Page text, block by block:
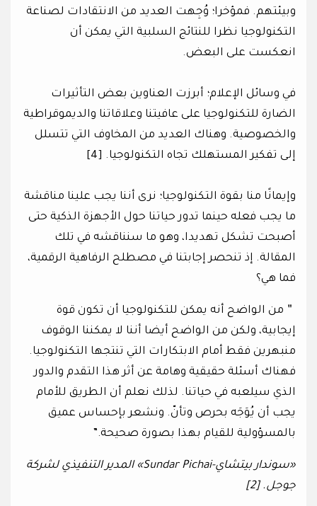
وبيئتهم. فمؤخرا؛ وُجِهت العديد من الانتقادات لصناعة
التكنولوجيا نظرا للنتائج السلبية التي يمكن أن
انعكست على البعض.
في وسائل الإعلام؛ أبرزت العناوين بعض التأثيرات
الضارة للتكنولوجيا على عافيتنا وعلاقاتنا والديموقراطية
والخصوصية. وهناك العديد من المخاوف التي تتسلل
إلى تفكير المستهلك تجاه التكنولوجيا. [4]
وإيمانًا منا بقوة التكنولوجيا؛ نرى أننا يجب علينا مناقشة
ما يجب فعله حينما تدور حياتنا حول الأجهزة الذكية حتى
أصبحت تشكل تهديدا، وهو ما سنناقشه في تلك
المقالة. إذ تنحصر إجابتنا في مصطلح الرفاهية الرقمية،
فما هي؟
＂من الواضح أنه يمكن للتكنولوجيا أن تكون قوة
إيجابية، ولكن من الواضح أيضا أننا لا يمكننا الوقوف
منبهرين فقط أمام الابتكارات التي تنتجها التكنولوجيا.
فهناك أسئلة حقيقية وهامة عن أثر هذا التقدم والدور
الذي سيلعبه في حياتنا. لذلك نعلم أن الطريق للأمام
يجب أن يُوَجَه بحرص وتأنّ. ونشعر بإحساس عميق
بالمسؤولية للقيام بهذا بصورة صحيحة.”
«سوندار بيتشاي-Sundar Pichai» المدير التنفيذي لشركة
جوجل. [2]